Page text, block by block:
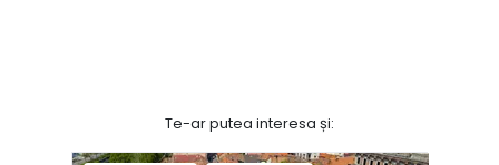
Te-ar putea interesa și: